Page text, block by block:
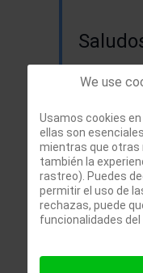
Daniela·
verdad
We use
Usamos cookies
ellas son
mientras que otras
también la
rastreo). Puedes
permitir el uso de
rechazas, puede
funcionalidades del